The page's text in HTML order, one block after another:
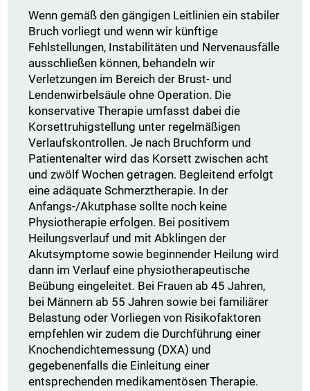
Wenn gemäß den gängigen Leitlinien ein stabiler
Bruch vorliegt und wenn wir künftige
Fehlstellungen, Instabilitäten und Nervenausfälle
ausschließen können, behandeln wir
Verletzungen im Bereich der Brust- und
Lendenwirbelsäule ohne Operation. Die
konservative Therapie umfasst dabei die
Korsettruhigstellung unter regelmäßigen
Verlaufskontrollen. Je nach Bruchform und
Patientenalter wird das Korsett zwischen acht
und zwölf Wochen getragen. Begleitend erfolgt
eine adäquate Schmerztherapie. In der
Anfangs-/Akutphase sollte noch keine
Physiotherapie erfolgen. Bei positivem
Heilungsverlauf und mit Abklingen der
Akutsymptome sowie beginnender Heilung wird
dann im Verlauf eine physiotherapeutische
Beübung eingeleitet. Bei Frauen ab 45 Jahren,
bei Männern ab 55 Jahren sowie bei familiärer
Belastung oder Vorliegen von Risikofaktoren
empfehlen wir zudem die Durchführung einer
Knochendichtemessung (DXA) und
gegebenenfalls die Einleitung einer
entsprechenden medikamentösen Therapie.